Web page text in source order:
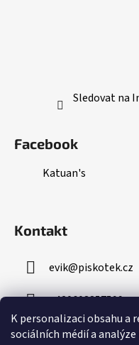
K personalizaci obsahu a
sociálních médií a
Sledovat na
Facebook
Katuan's
Kontakt
evik@piskotek.cz
+420608857599